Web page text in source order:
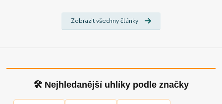
Zobrazit všechny články
🛠 Nejhledanější uhlíky podle značky